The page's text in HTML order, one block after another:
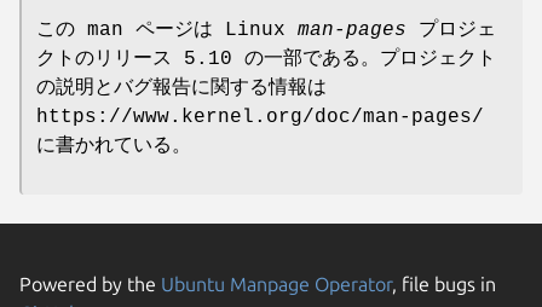
この man ページは Linux man-pages プロジェ
クトのリリース 5.10 の一部である。プロジェクト
の説明とバグ報告に関する情報は
https://www.kernel.org/doc/man-pages/
に書かれている。
Powered by the Ubuntu Manpage Operator, file bugs in